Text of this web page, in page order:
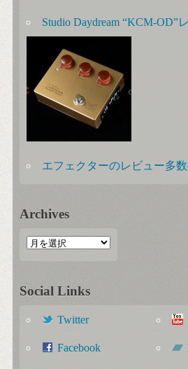
Studio Daydream “KCM-OD”
エフェクターのレビュー多
Archives
Social Links
Twitter
Facebook